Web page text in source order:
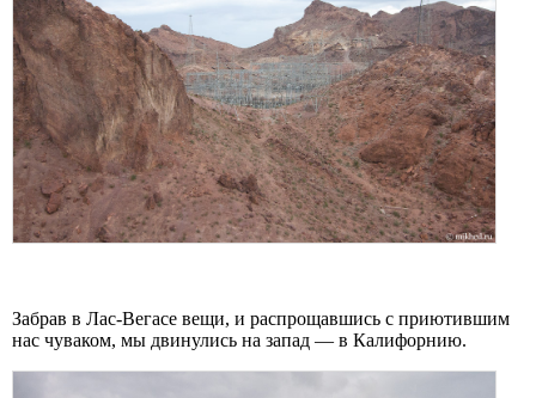
Забрав в Лас-Вегасе вещи, и распрощавшись с приютившим
нас чуваком, мы двинулись на запад — в Калифорнию.